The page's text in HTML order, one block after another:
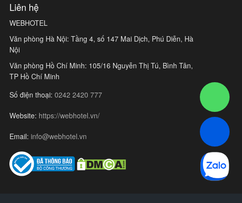
Liên hệ
WEBHOTEL
Văn phòng Hà Nội: Tầng 4, số 147 Mai Dịch, Phú Diễn, Hà
Nội
Văn phòng Hồ Chí Minh: 105/16 Nguyễn Thị Tú, Bình Tân,
TP Hồ Chí Minh
Số điện thoại: 0242 2420 777
Website: https://webhotel.vn/
Email: info@webhotel.vn